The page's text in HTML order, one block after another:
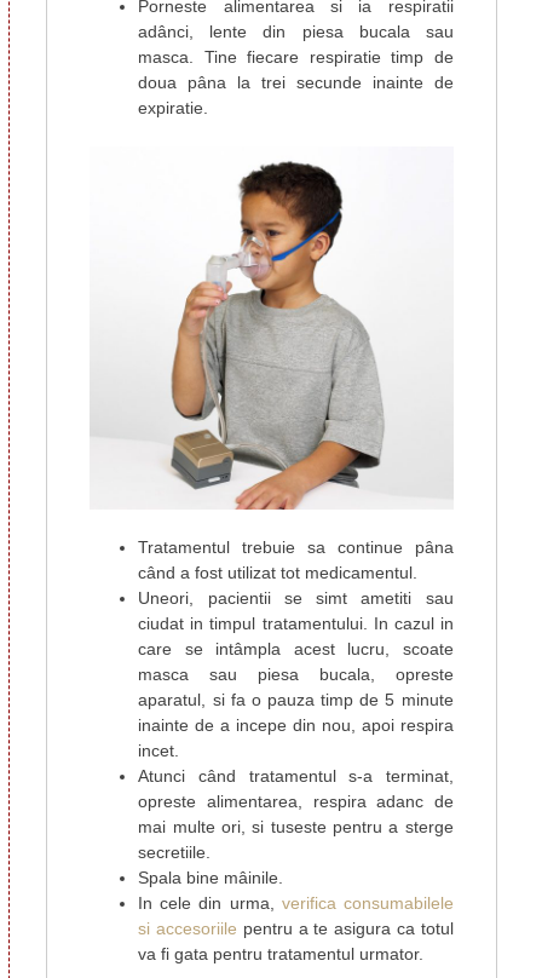
Porneste alimentarea si ia respiratii
adânci, lente din piesa bucala sau
masca. Tine fiecare respiratie timp de
doua pâna la trei secunde inainte de
expiratie.
Tratamentul trebuie sa continue pâna
când a fost utilizat tot medicamentul.
Uneori, pacientii se simt ametiti sau
ciudat in timpul tratamentului. In cazul in
care se intâmpla acest lucru, scoate
masca sau piesa bucala, opreste
aparatul, si fa o pauza timp de 5 minute
inainte de a incepe din nou, apoi respira
incet.
Atunci când tratamentul s-a terminat,
opreste alimentarea, respira adanc de
mai multe ori, si tuseste pentru a sterge
secretiile.
Spala bine mâinile.
In cele din urma, verifica consumabilele
si accesoriile pentru a te asigura ca totul
va fi gata pentru tratamentul urmator.